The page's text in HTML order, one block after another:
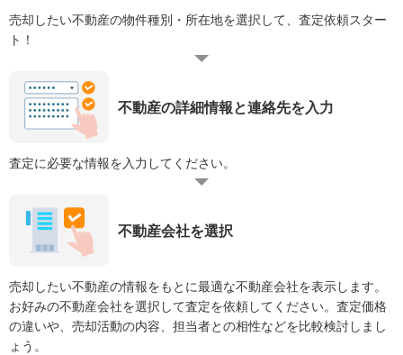
売却したい不動産の物件種別・所在地を選択して、査定依頼スター
ト！
不動産の詳細情報と連絡先を入力
査定に必要な情報を入力してください。
不動産会社を選択
売却したい不動産の情報をもとに最適な不動産会社を表示します。
お好みの不動産会社を選択して査定を依頼してください。査定価格
の違いや、売却活動の内容、担当者との相性などを比較検討しまし
ょう。